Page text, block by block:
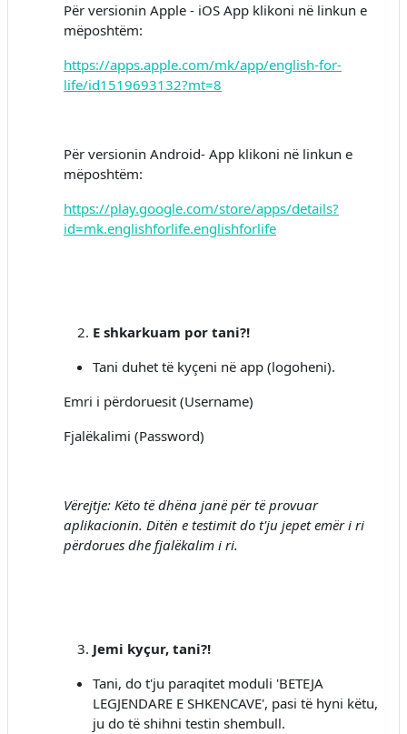
Për versionin Apple - iOS App klikoni në linkun e
mëposhtëm:
https://apps.apple.com/mk/app/english-for-
life/id1519693132?mt=8
Për versionin Android- App klikoni në linkun e
mëposhtëm:
https://play.google.com/store/apps/details?
id=mk.englishforlife.englishforlife
E shkarkuam por tani?!
Tani duhet të kyçeni në app (logoheni).
Emri i përdoruesit (Username)
Fjalëkalimi (Password)
Vërejtje: Këto të dhëna janë për të provuar
aplikacionin. Ditën e testimit do t'ju jepet emër i ri
përdorues dhe fjalëkalim i ri.
Jemi kyçur, tani?!
Tani, do t'ju paraqitet moduli 'BETEJA
LEGJENDARE E SHKENCAVE', pasi të hyni këtu,
ju do të shihni testin shembull.